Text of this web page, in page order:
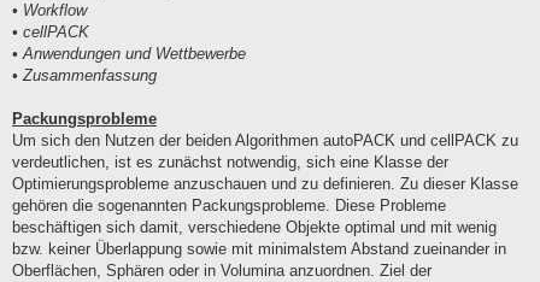
• Workflow
• cellPACK
• Anwendungen und Wettbewerbe
• Zusammenfassung
Packungsprobleme
Um sich den Nutzen der beiden Algorithmen autoPACK und cellPACK zu
verdeutlichen, ist es zunächst notwendig, sich eine Klasse der
Optimierungsprobleme anzuschauen und zu definieren. Zu dieser Klasse
gehören die sogenannten Packungsprobleme. Diese Probleme
beschäftigen sich damit, verschiedene Objekte optimal und mit wenig
bzw. keiner Überlappung sowie mit minimalstem Abstand zueinander in
Oberflächen, Sphären oder in Volumina anzuordnen. Ziel der